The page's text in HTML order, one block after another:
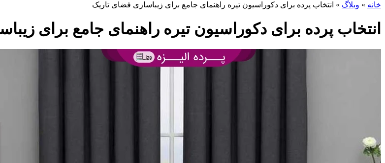
خانه » وبلاگ » انتخاب پرده برای دکوراسیون تیره راهنمای جامع برای زیباسازی فضای تاریک
انتخاب پرده برای دکوراسیون تیره راهنمای جامع برای